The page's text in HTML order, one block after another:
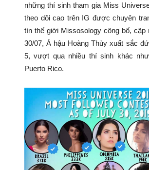
những thí sinh tham gia Miss
theo dõi cao trên IG được chuyên
tín thế giới Missosology công bố, cập
30/07, Á hậu Hoàng Thùy xuất sắc
5, vượt qua nhiều thí sinh khác
Puerto Rico.